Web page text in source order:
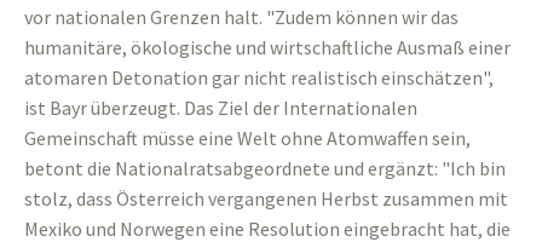
vor nationalen Grenzen halt. "Zudem können wir das
humanitäre, ökologische und wirtschaftliche Ausmaß einer
atomaren Detonation gar nicht realistisch einschätzen",
ist Bayr überzeugt. Das Ziel der Internationalen
Gemeinschaft müsse eine Welt ohne Atomwaffen sein,
betont die Nationalratsabgeordnete und ergänzt: "Ich bin
stolz, dass Österreich vergangenen Herbst zusammen mit
Mexiko und Norwegen eine Resolution eingebracht hat, die